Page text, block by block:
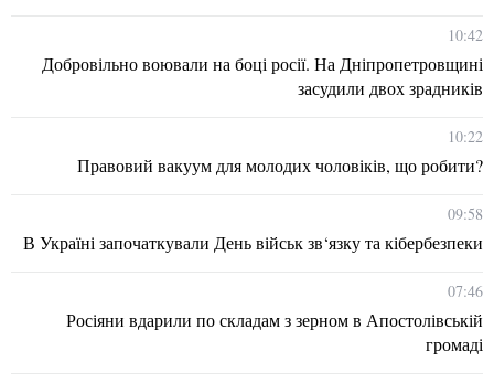
10:42
Добровільно воювали на боці росії. На Дніпропетровщині
засудили двох зрадників
10:22
Правовий вакуум для молодих чоловіків, що робити?
09:58
В Україні започаткували День військ зв‘язку та кібербезпеки
07:46
Росіяни вдарили по складам з зерном в Апостолівській
громаді